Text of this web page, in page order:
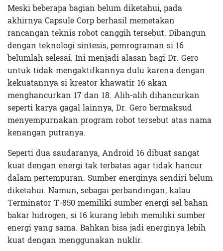
Meski beberapa bagian belum diketahui, pada
akhirnya Capsule Corp berhasil memetakan
rancangan teknis robot canggih tersebut. Dibangun
dengan teknologi sintesis, pemrograman si 16
belumlah selesai. Ini menjadi alasan bagi Dr. Gero
untuk tidak mengaktifkannya dulu karena dengan
kekuatannya si kreator khawatir 16 akan
menghancurkan 17 dan 18. Alih-alih dihancurkan
seperti karya gagal lainnya, Dr. Gero bermaksud
menyempurnakan program robot tersebut atas nama
kenangan putranya.
Seperti dua saudaranya, Android 16 dibuat sangat
kuat dengan energi tak terbatas agar tidak hancur
dalam pertempuran. Sumber energinya sendiri belum
diketahui. Namun, sebagai perbandingan, kalau
Terminator T-850 memiliki sumber energi sel bahan
bakar hidrogen, si 16 kurang lebih memiliki sumber
energi yang sama. Bahkan bisa jadi energinya lebih
kuat dengan menggunakan nuklir.